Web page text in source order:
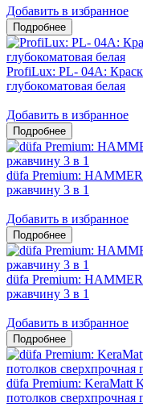
Добавить в избранное
ProfiLux: PL- 04А:
глубокоматовая белая
Добавить в избранное
düfa Premium:
ржавчину 3 в 1
Добавить в избранное
düfa Premium:
ржавчину 3 в 1
Добавить в избранное
düfa Premium: KeraMatt
потолков сверхпрочная